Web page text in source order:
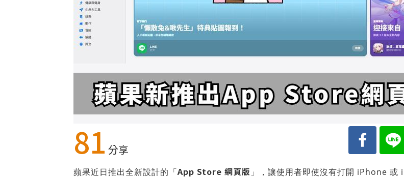
81 分享
蘋果近日推出全新設計的「App Store 網頁版 」，讓使用者即使沒有打開 iPhone 或